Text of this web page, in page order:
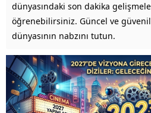
dünyasındaki son dakika
öğrenebilirsiniz. Güncel ve
dünyasının nabzını tutun.